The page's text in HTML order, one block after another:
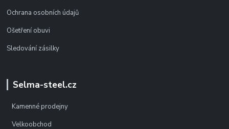
Ochrana osobních údajů
Ošetření obuvi
Sledování zásilky
Selma-steel.cz
Kamenné prodejny
Velkoobchod